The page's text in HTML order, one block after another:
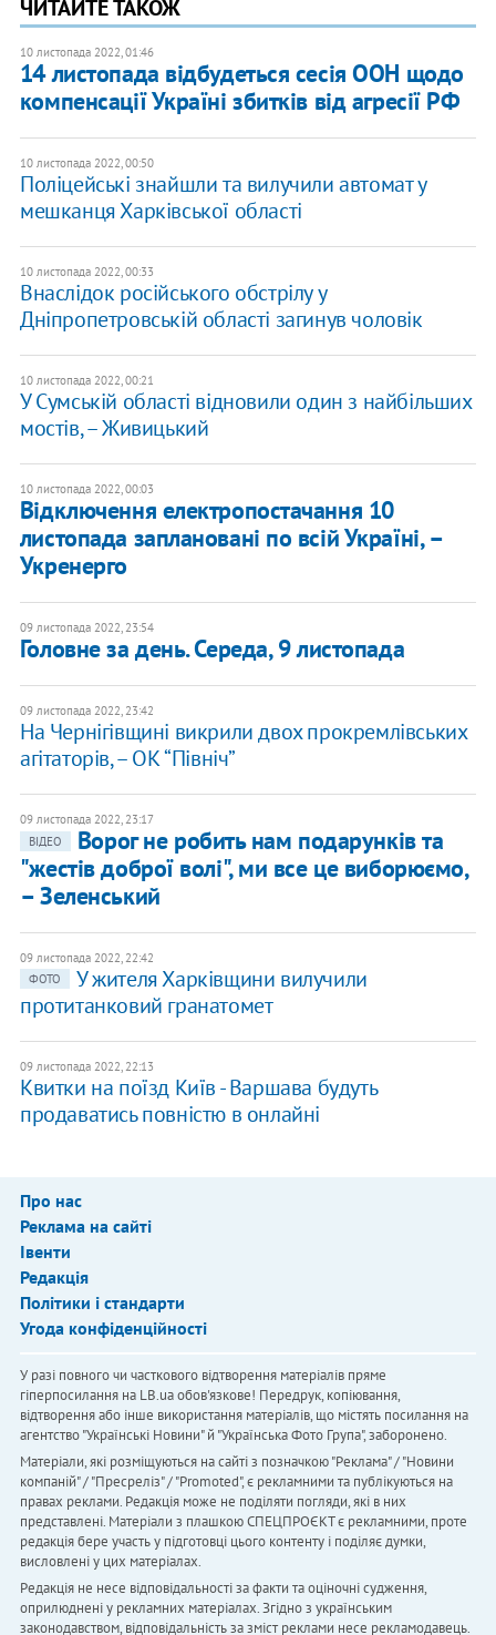
ЧИТАЙТЕ ТАКОЖ
10 листопада 2022, 01:46
14 листопада відбудеться сесія ООН щодо
компенсації Україні збитків від агресії РФ
10 листопада 2022, 00:50
Поліцейські знайшли та вилучили автомат у
мешканця Харківської області
10 листопада 2022, 00:33
Внаслідок російського обстрілу у
Дніпропетровській області загинув чоловік
10 листопада 2022, 00:21
У Сумській області відновили один з найбільших
мостів, – Живицький
10 листопада 2022, 00:03
Відключення електропостачання 10
листопада заплановані по всій Україні, –
Укренерго
09 листопада 2022, 23:54
Головне за день. Середа, 9 листопада
09 листопада 2022, 23:42
На Чернігівщині викрили двох прокремлівських
агітаторів, – ОК “Північ”
09 листопада 2022, 23:17
ВІДЕО
Ворог не робить нам подарунків та
"жестів доброї волі", ми все це виборюємо,
– Зеленський
09 листопада 2022, 22:42
ФОТО
У жителя Харківщини вилучили
протитанковий гранатомет
09 листопада 2022, 22:13
Квитки на поїзд Київ - Варшава будуть
продаватись повністю в онлайні
Про нас
Реклама на сайті
Івенти
Редакція
Політики і стандарти
Угода конфіденційності
У разі повного чи часткового відтворення матеріалів пряме
гіперпосилання на LB.ua обов'язкове! Передрук, копіювання,
відтворення або інше використання матеріалів, що містять посилання на
агентство "Українськi Новини" й "Українська Фото Група", заборонено.
Матеріали, які розміщуються на сайті з позначкою "Реклама" / "Новини
компаній" / "Пресреліз" / "Promoted", є рекламними та публікуються на
правах реклами. Редакція може не поділяти погляди, які в них
представлені. Матеріали з плашкою СПЕЦПРОЄКТ є рекламними, проте
редакція бере участь у підготовці цього контенту і поділяє думки,
висловлені у цих матеріалах.
Редакція не несе відповідальності за факти та оціночні судження,
оприлюднені у рекламних матеріалах. Згідно з українським
законодавством, відповідальність за зміст реклами несе рекламодавець.